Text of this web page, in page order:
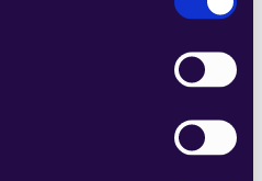
aus einer Reihe
den